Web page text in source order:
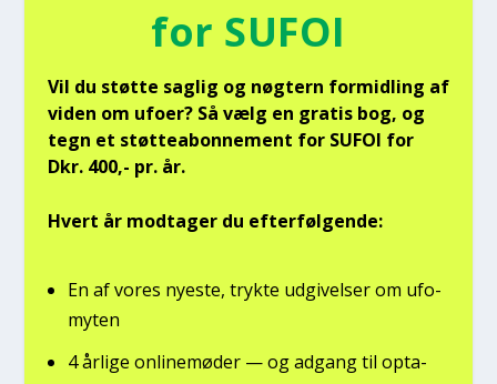
for SUFOI
Vil du støt­te sag­lig og nøg­tern for­mid­ling af
viden om ufo­er? Så vælg en gra­tis bog, og
tegn et støt­tea­bon­ne­ment for SUFOI for
Dkr. 400,- pr. år.
Hvert år mod­ta­ger du efter­føl­gen­de:
En af vores nye­ste, tryk­te udgi­vel­ser om ufo­
myten
4 årli­ge onli­ne­mø­der — og adgang til opta­